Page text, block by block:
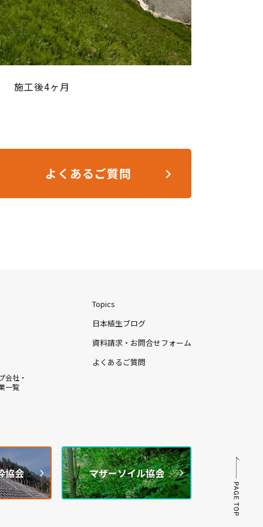
施工後4ヶ月
よくあるご質問
会社・
一覧
Topics
日本植生ブログ
資料請求・お問合せフォーム
よくあるご質問
協会 マザーソイル協会